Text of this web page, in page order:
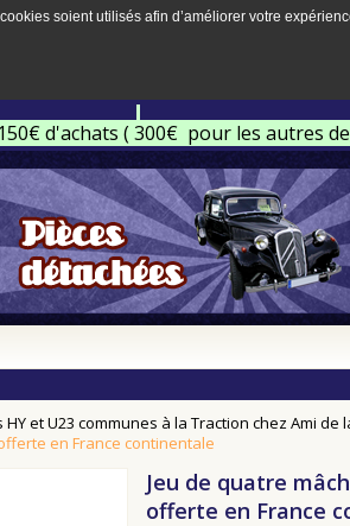
soient utilisés afin d’améliorer votre
d'achats ( 300€ pour les autres
et U23 communes à la Traction chez Ami de
en France continentale
Jeu de quatre
offerte en France